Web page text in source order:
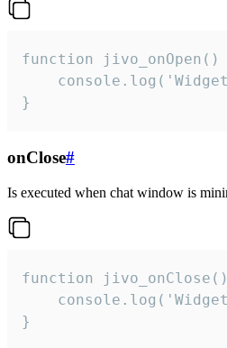
function jivo_onOpen()
}
onClose#
Is executed when chat window is
function
}